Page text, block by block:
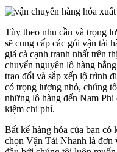
Tùy theo nhu cầu và trọng
sẽ cung cấp các gói vận tải
giá cả cạnh tranh nhất trên
chuyển nguyên lô hàng
trao đổi và sắp xếp lộ trình
có trọng lượng nhỏ, chúng
những lô hàng đến Nam
kiệm chi phí.
Bất kể hàng hóa của bạn
chọn Vận Tải Nhanh là đơn